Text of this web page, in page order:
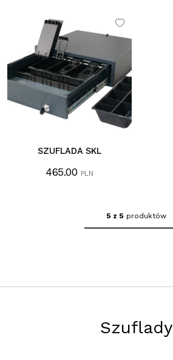
SZUFLADA SKL
465.00 PLN
5 z 5 produktów
Szuflady